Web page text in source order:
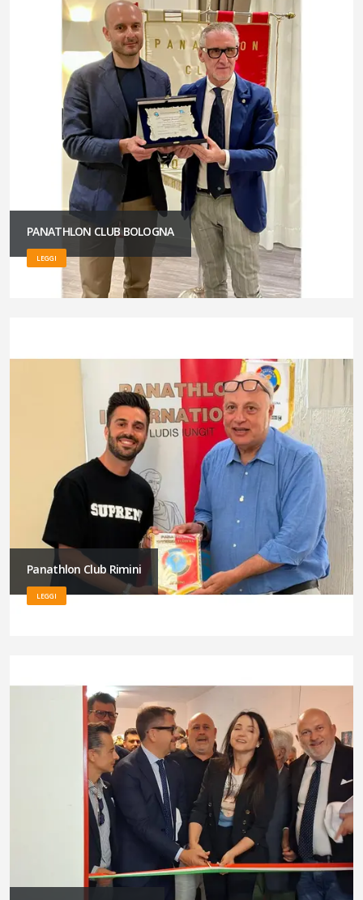
PANATHLON CLUB BOLOGNA
LEGGI
Panathlon Club Rimini
LEGGI